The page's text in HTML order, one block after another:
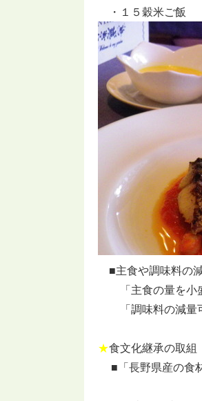
・１５穀米ご飯
■主食や調味料の
「主食の量を小盛
「調味料の減量可
★食文化継承の取組
■「長野県産の食